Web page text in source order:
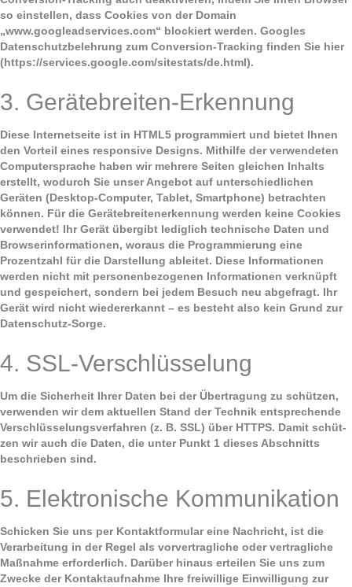
so einstellen, dass Cookies von der Domain
„www.googleadservices.com“ blockiert werden. Googles
Datenschutzbelehrung zum Conversion-Tracking finden Sie hier
(https://services.google.com/sitestats/de.html).
3. Gerätebreiten-Erkennung
Diese Internetseite ist in HTML5 programmiert und bietet Ihnen
den Vorteil eines responsive Designs. Mithilfe der verwendeten
Computersprache haben wir mehrere Seiten gleichen Inhalts
erstellt, wodurch Sie unser Angebot auf unterschiedlichen
Geräten (Desktop-Computer, Tablet, Smartphone) betrachten
können. Für die Gerätebreitenerkennung werden keine Cookies
verwen­det! Ihr Gerät übergibt lediglich technische Daten und
Browserinformationen, woraus die Pro­grammierung eine
Prozentzahl für die Darstellung ableitet. Diese Informationen
werden nicht mit personenbezogenen Informationen verknüpft
und gespeichert, sondern bei jedem Besuch neu abgefragt. Ihr
Gerät wird nicht wiedererkannt – es besteht also kein Grund zur
Datenschutz-Sorge.
4. SSL-Verschlüsselung
Um die Sicherheit Ihrer Daten bei der Übertragung zu schützen,
verwenden wir dem aktuellen Stand der Technik entsprechende
Verschlüsselungsverfahren (z. B. SSL) über HTTPS. Damit schüt­
zen wir auch die Daten, die unter Punkt 1 dieses Abschnitts
beschrieben sind.
5. Elektronische Kommunikation
Schicken Sie uns per Kontaktformular eine Nachricht, ist die
Verarbeitung in der Regel als vorvertragliche oder vertragliche
Maßnahme erforderlich. Darüber hinaus erteilen Sie uns zum
Zwecke der Kontaktaufnahme Ihre freiwillige Einwilligung zur